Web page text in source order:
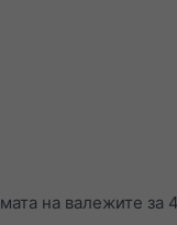
на валежите за